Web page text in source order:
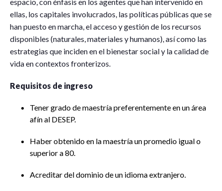
ellas, los capitales involucrados, las políticas públicas que se
han puesto en marcha, el acceso y gestión de los recursos
disponibles (naturales, materiales y humanos), así como las
estrategias que inciden en el bienestar social y la calidad de
vida en contextos fronterizos.
Requisitos de ingreso
Tener grado de maestría preferentemente en un área
afín al DESEP.
Haber obtenido en la maestría un promedio igual o
superior a 80.
Acreditar del dominio de un idioma extranjero.